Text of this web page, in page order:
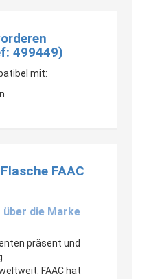
499449)
mit:
FAAC
über die Marke
präsent und
FAAC hat